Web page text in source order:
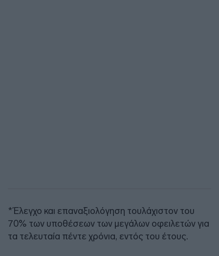
*Έλεγχο και επαναξιολόγηση τουλάχιστον του
70% των υποθέσεων των μεγάλων οφειλετών για
τα τελευταία πέντε χρόνια, εντός του έτους.